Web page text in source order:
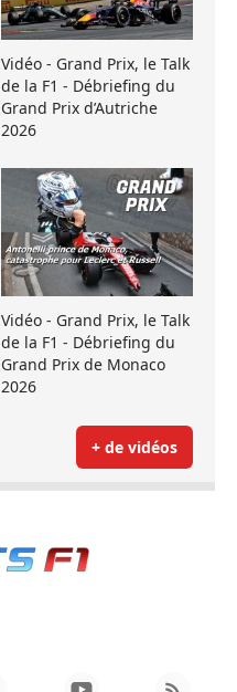
Vidéo - Grand Prix, le Talk
de la F1 - Débriefing du
Grand Prix d’Autriche
2026
Vidéo - Grand Prix, le Talk
de la F1 - Débriefing du
Grand Prix de Monaco
2026
+ de vidéos